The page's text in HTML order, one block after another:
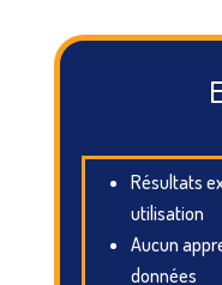
Résultats
utilisation
Aucun
données